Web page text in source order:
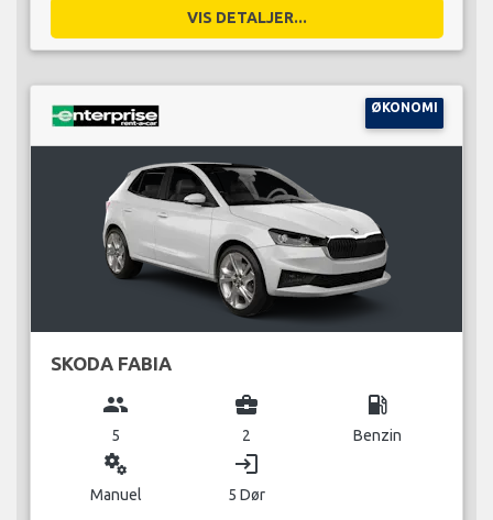
VIS DETALJER...
ØKONOMI
SKODA FABIA
group
5
business_center
2
local_gas_station
Benzin
miscellaneous_services
Manuel
login
5 Dør